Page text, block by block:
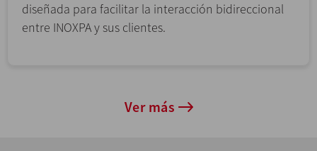
diseñada para facilitar la interacción bidireccional
entre INOXPA y sus clientes.
Ver más